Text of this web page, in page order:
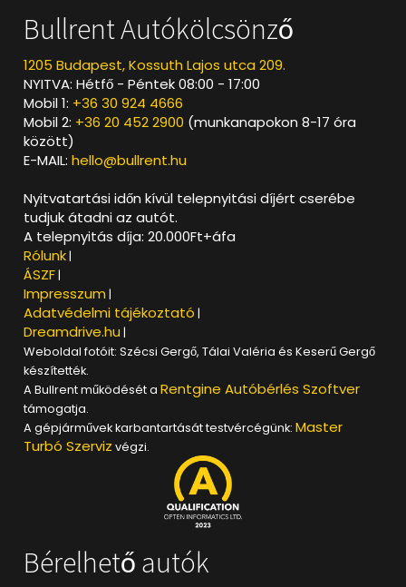
Bullrent Autókölcsönző
1205 Budapest, Kossuth Lajos utca 209.
NYITVA: Hétfő - Péntek 08:00 - 17:00
Mobil 1: +36 30 924 4666
Mobil 2: +36 20 452 2900 (munkanapokon 8-17 óra
között)
E-MAIL:hello@bullrent.hu
Nyitvatartási időn kívül telepnyitási díjért cserébe
tudjuk átadni az autót.
A telepnyitás díja: 20.000Ft+áfa
Rólunk|
ÁSZF|
Impresszum |
Adatvédelmi tájékoztató |
Dreamdrive.hu |
Weboldal fotóit: Szécsi Gergő, Tálai Valéria és Keserű Gergő
készítették.
A Bullrent működését aRentgine Autóbérlés Szoftver
támogatja.
A gépjárművek karbantartását testvércégünk:Master
Turbó Szerviz végzi.
Bérelhető autók